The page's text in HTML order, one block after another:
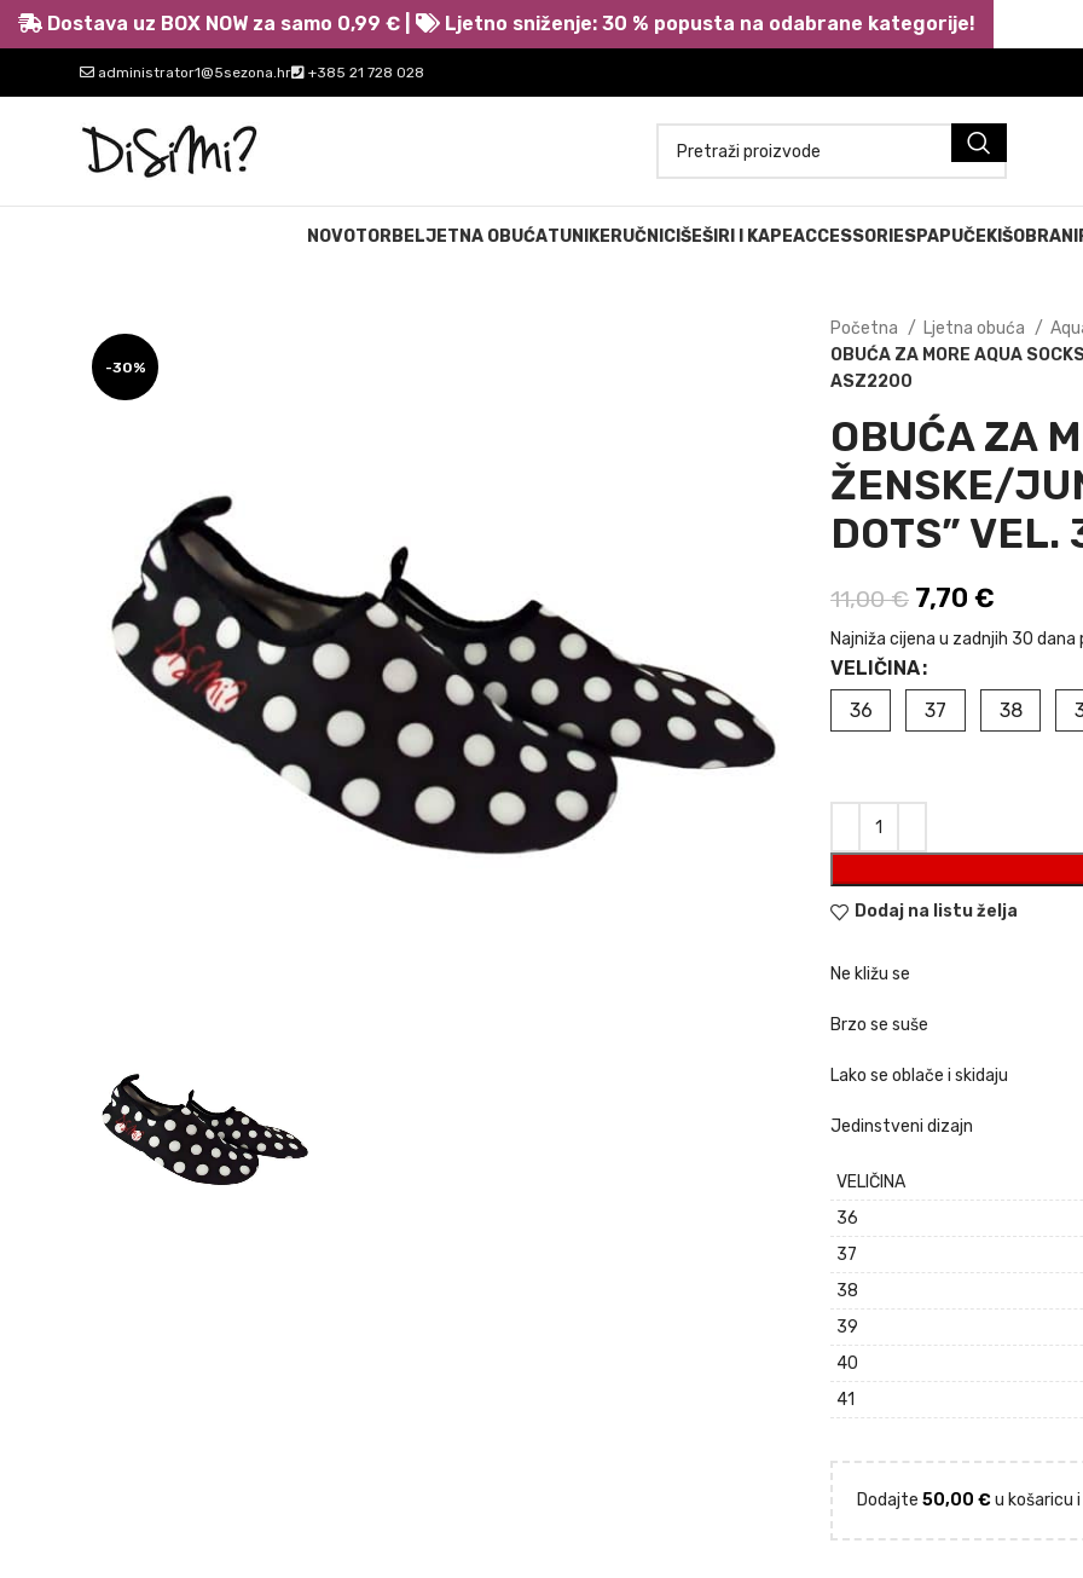
administrator1@5sezona.hr +385 21 728 028
NOVOTORBE LJETNA OBUĆATUNIKE RUČNICI ŠEŠIRI I KAPEACCESSORIESPAPUČE KIŠOBRANI
-30%
Početna Ljetna obuća
OBUĆA ZA MORE AQUA
ASZ2200
OBUĆA ZA
ŽENSKE/
DOTS”
11,00€ Izvorna
7,70 €
Najniža cijena u zadnjih 30 dana
VELIČINA
36
37 38
Dodaj na listu želja
Ne kližu se
Brzo se suše
Lako se oblače i skidaju
Jedinstveni dizajn
VELIČINA
36
37
38
39
40
41
Dodajte 50,00 € u košaricu
Dostava uz BOX NOW za samo 0,99 € | Ljetno sniženje: 30 % popusta na odabrane kategorije!